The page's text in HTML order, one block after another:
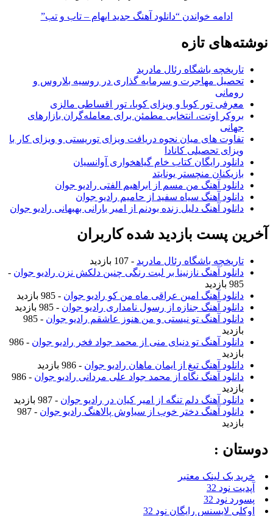
ادامه خواندن “دانلود آهنگ جدید ایهام – تاب و تب”
نوشته‌های تازه
تاریخچه باشگاه رئال مادرید
تحصیل مهاجرت و سرمایه گذاری در روسیه بلاروس و
رومانی
معرفی تور کوبا و ویزای کوبا، تور اقساطی مالزی
بروکر اوتت، انتخابی مطمئن برای معامله‌گران بازارهای
جهانی
تفاوت های میان نحوه دریافت ویزای توریستی و ویزای کار با
ویزای تحصیلی کانادا
دانلود رایگان کتاب خام گیاهخواری آوانسیان
بازیکنان منچستر یونایتد
دانلود آهنگ من مسم از ابراهیم الفتی رادیو جوان
دانلود آهنگ سیاه سفید از حامیم رادیو جوان
دانلود آهنگ دلیل زنده بودنم از امیر بارانی بهبهانی رادیو جوان
آخرین پست بازدید شده کاربران
تاریخچه باشگاه رئال مادرید - 107 بازدید
دانلود آهنگ نازنینا بر لبت رنگی چنین دلکش نزن رادیو جوان -
985 بازدید
دانلود آهنگ امین عراقی ماه من کو رادیو جوان - 985 بازدید
دانلود آهنگ جنازه از رسول نامداری رادیو جوان - 985 بازدید
دانلود آهنگ تو نیستی و من هنوز عاشقم رادیو جوان
- 985
بازدید
دانلود آهنگ تو دنیای منی از محمد جواد فخر رادیو جوان
- 986
بازدید
دانلود آهنگ تیغ از ایمان ماهان رادیو جوان - 986 بازدید
دانلود آهنگ نگاه از محمد جواد علی مردانی رادیو جوان
- 986
بازدید
دانلود آهنگ دلم تنگه از امیر کیان در رادیو جوان - 987 بازدید
دانلود آهنگ دختر خوب از سیاوش پالاهنگ رادیو جوان
- 987
بازدید
دوستان :
خرید بک لینک معتبر
آپدیت نود 32
پسورد نود 32
اوکلی لایسنس رایگان نود 32